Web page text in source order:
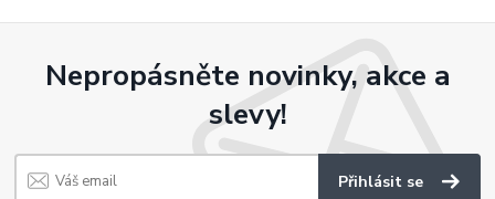
Nepropásněte novinky, akce a
slevy!
Přihlásit se